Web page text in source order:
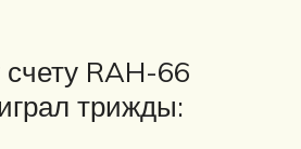
RAH-66
трижды: